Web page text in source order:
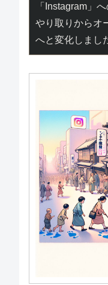
「Instagram」
やり取りからオ
へと変化しまし